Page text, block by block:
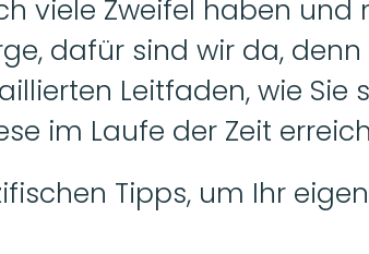
viele Zweifel haben und
dafür sind wir da,
Leitfaden, wie Sie
im Laufe der Zeit
Tipps, um Ihr